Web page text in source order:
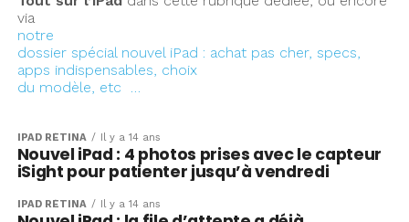
via
notre
dossier spécial nouvel iPad : achat pas cher, specs,
apps indispensables, choix
du modèle, etc …
IPAD RÉTINA Il y a 14 ans
Nouvel iPad : 4 photos prises avec le capteur
iSight pour patienter jusqu’à vendredi
IPAD RÉTINA Il y a 14 ans